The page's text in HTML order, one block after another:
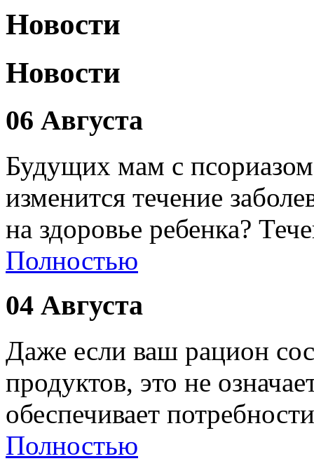
Новости
Новости
06 Августа
Будущих мам с
изменится течение
на здоровье ребенка?
Полностью
04 Августа
Даже если ваш рацион
продуктов, это не
обеспечивает
Полностью